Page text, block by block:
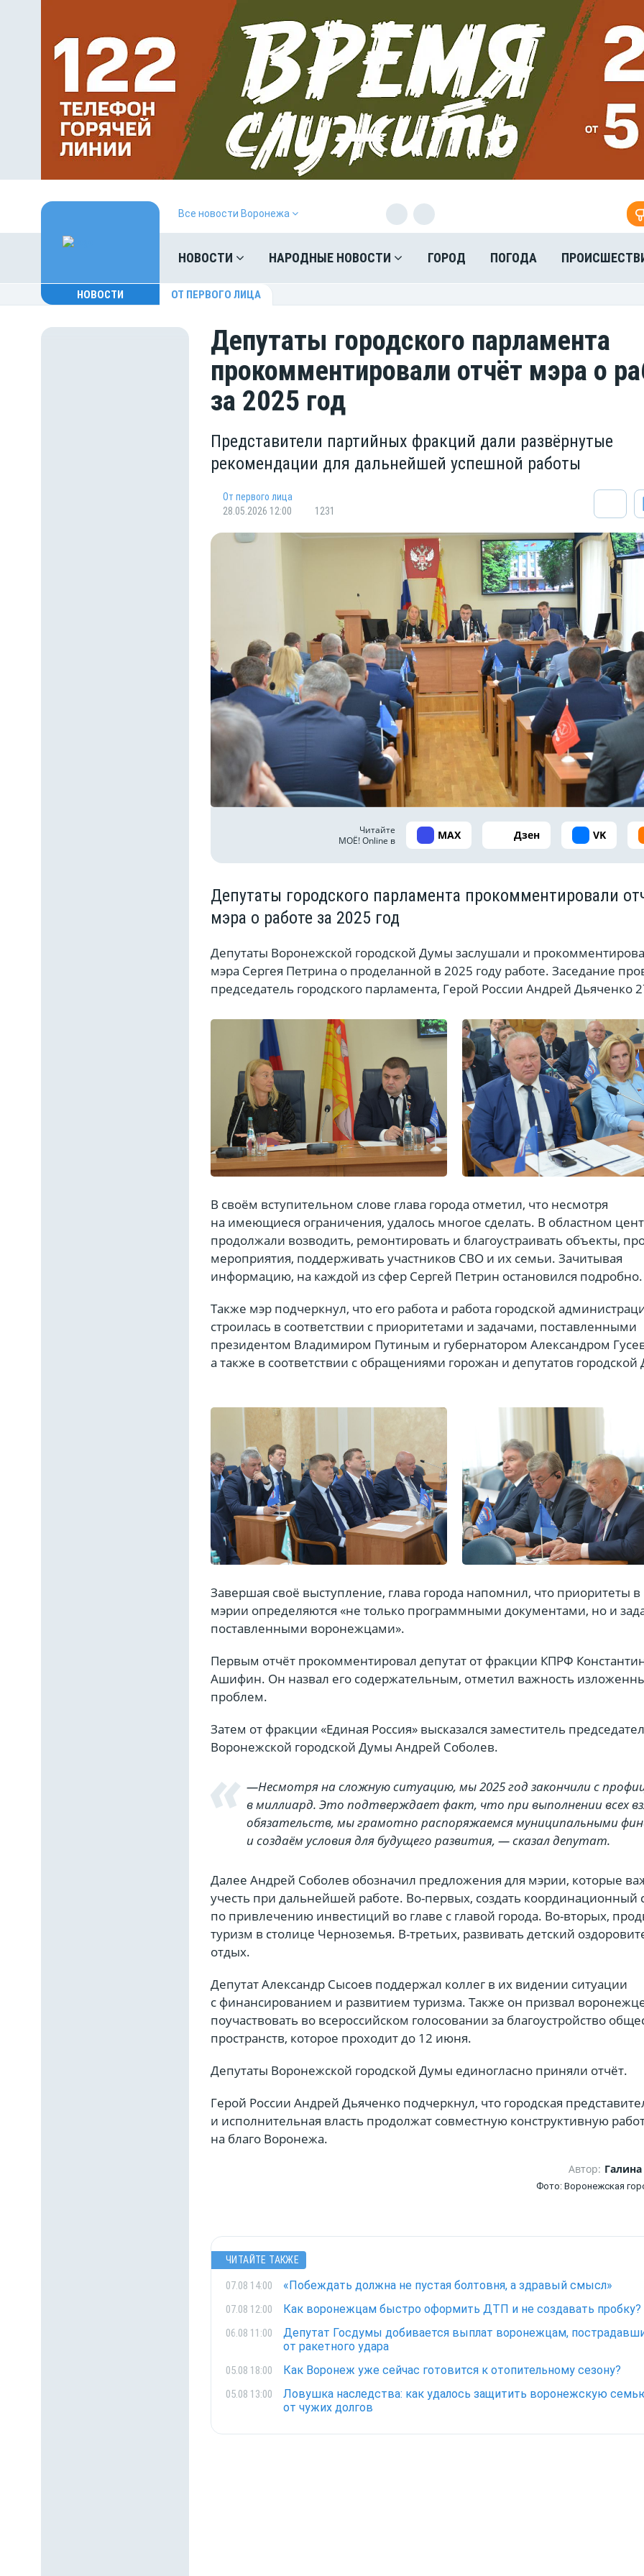
Все новости Воронежа
НОВОСТИ НАРОДНЫЕ НОВОСТИ ГОРОД ПОГОДА
НОВОСТИ ОТ ПЕРВОГО ЛИЦА
Депутаты городского парламента
прокомментировали отчёт мэра о
за 2025 год
Представители партийных фракций дали развёрнутые
рекомендации для дальнейшей успешной работы
От первого лица
28.05.2026 12:00
1231
Читайте
МОЁ! Online в
MAX Дзен VK
Депутаты городского парламента прокомментировали
мэра о работе за 2025 год
Депутаты Воронежской городской Думы заслушали и
мэра Сергея Петрина о проделанной в 2025 году работе. Заседание
председатель городского парламента, Герой России Андрей Дьяченко
В своём вступительном слове глава города отметил, что несмотря
на имеющиеся ограничения, удалось многое сделать. В областном
продолжали возводить, ремонтировать и благоустраивать объекты,
мероприятия, поддерживать участников СВО и их семьи. Зачитывая
информацию, на каждой из сфер Сергей Петрин остановился
Также мэр подчеркнул, что его работа и работа городской
строилась в соответствии с приоритетами и задачами, поставленными
президентом Владимиром Путиным и губернатором Александром
а также в соответствии с обращениями горожан и депутатов
Завершая своё выступление, глава города напомнил, что приоритеты в
мэрии определяются «не только программными документами, но и
поставленными воронежцами».
Первым отчёт прокомментировал депутат от фракции КПРФ
Ашифин. Он назвал его содержательным, отметил важность
проблем.
Затем от фракции «Единая Россия» высказался заместитель
Воронежской городской Думы Андрей Соболев.
—Несмотря на сложную ситуацию, мы 2025 год закончили с
в миллиард. Это подтверждает факт, что при выполнении всех
обязательств, мы грамотно распоряжаемся муниципальными
и создаём условия для будущего развития, — сказал депутат.
Далее Андрей Соболев обозначил предложения для мэрии, которые
учесть при дальнейшей работе. Во-первых, создать координационный
по привлечению инвестиций во главе с главой города. Во-вторых,
туризм в столице Черноземья. В-третьих, развивать детский
отдых.
Депутат Александр Сысоев поддержал коллег в их видении ситуации
с финансированием и развитием туризма. Также он призвал
поучаствовать во всероссийском голосовании за благоустройство
пространств, которое проходит до 12 июня.
Депутаты Воронежской городской Думы единогласно приняли отчёт.
Герой России Андрей Дьяченко подчеркнул, что городская
и исполнительная власть продолжат совместную конструктивную
на благо Воронежа.
Автор:
Фото: Воронежская
ЧИТАЙТЕ ТАКЖЕ
07.08 14:00 «Побеждать должна не пустая болтовня, а здравый смысл»
07.08 12:00 Как воронежцам быстро оформить ДТП и не создавать пробку?
06.08 11:00
Депутат Госдумы добивается выплат воронежцам,
от ракетного удара
05.08 18:00 Как Воронеж уже сейчас готовится к отопительному сезону?
05.08 13:00
Ловушка наследства: как удалось защитить воронежскую
от чужих долгов